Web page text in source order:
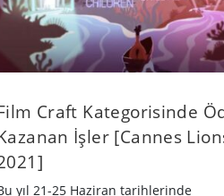
Craft Kategorisinde
İşler [Cannes
yıl 21-25 Haziran tarihlerinde